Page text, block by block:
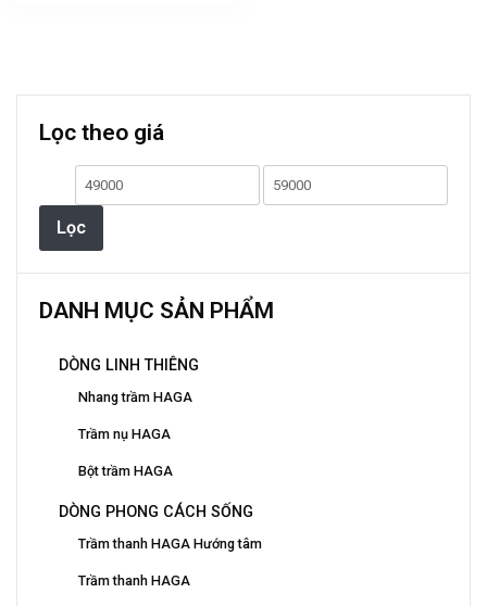
tùy
chọn
trên
Lọc theo giá
Giá
nhất
Giá
Lọc
DANH MỤC SẢN PHẨM
DÒNG LINH THIÊNG
Nhang trầm HAGA
Trầm nụ HAGA
Bột trầm HAGA
DÒNG PHONG CÁCH SỐNG
Trầm thanh HAGA Hướng tâm
Trầm thanh HAGA